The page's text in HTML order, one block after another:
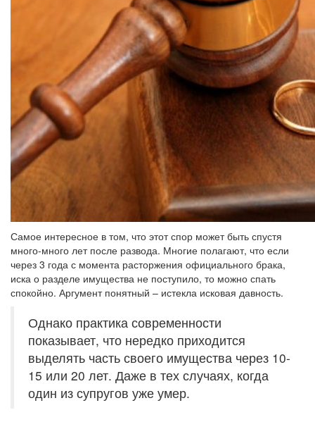
Самое интересное в том, что этот спор может быть спустя
много-много лет после развода. Многие полагают, что если
через 3 года с момента расторжения официального брака,
иска о разделе имущества не поступило, то можно спать
спокойно. Аргумент понятный – истекла исковая давность.
Однако практика современности
показывает, что нередко приходится
выделять часть своего имущества через 10-
15 или 20 лет. Даже в тех случаях, когда
один из супругов уже умер.